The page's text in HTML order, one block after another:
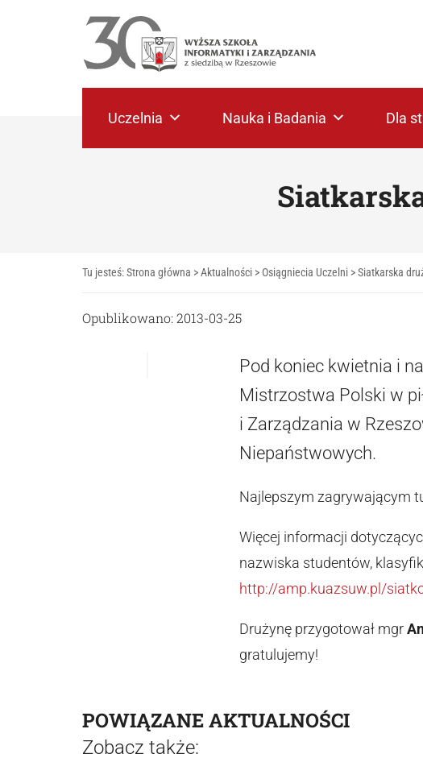
Uczelnia Nauka i Badania Dla
Tu jesteś:Strona główna >Aktualności > Osiągniecia Uczelni >Siatkarska
Opublikowano: 2013-03-25
Pod koniec kwietnia i
Mistrzostwa Polski w
i Zarządzania w
Niepaństwowych.
Najlepszym zagrywającym
Więcej informacji
nazwiska studentów,
http://amp.kuazsuw.pl/
Drużynę przygotował mgr
gratulujemy!
POWIĄZANE AKTUALNOŚCI
Zobacz także: